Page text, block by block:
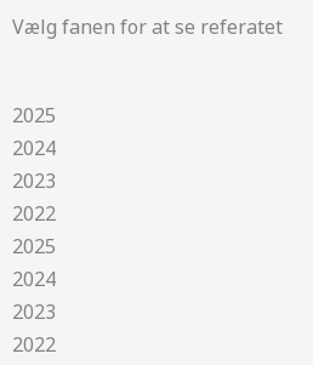
Vælg fanen for at se referatet
2025
2024
2023
2022
2025
2024
2023
2022